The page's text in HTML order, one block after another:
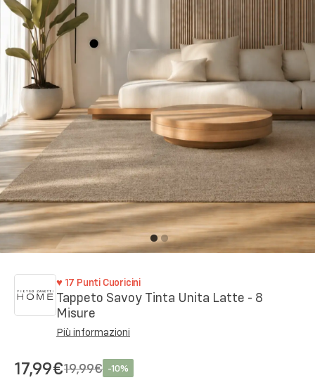
♥ 17 Punti Cuoricini
Tappeto Savoy Tinta Unita Latte - 8
Misure
Più informazioni
17,99€19,99€ -10%